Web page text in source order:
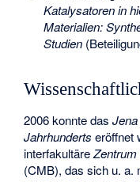
Katalysatoren in
Materialien:
Studien
2006 konnte das
Jahrhunderts eröffnet
interfakultäre
(CMB), das sich u. a.